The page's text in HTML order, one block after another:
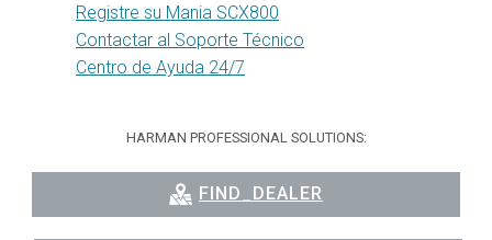
Registre su Mania SCX800
Contactar al Soporte Técnico
Centro de Ayuda 24/7
HARMAN PROFESSIONAL SOLUTIONS:
FIND_DEALER